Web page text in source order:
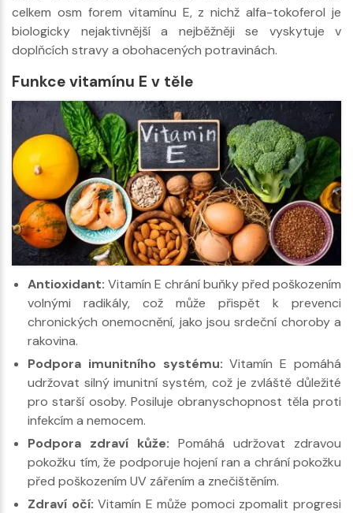
celkem osm forem vitamínu E, z nichž alfa-tokoferol je
biologicky nejaktivnější a nejběžněji se vyskytuje v
doplňcích stravy a obohacených potravinách.
Funkce vitamínu E v těle
Antioxidant: Vitamín E chrání buňky před poškozením
volnými radikály, což může přispět k prevenci
chronických onemocnění, jako jsou srdeční choroby a
rakovina.
Podpora imunitního systému:Vitamín E pomáhá
udržovat silný imunitní systém, což je zvláště důležité
pro starší osoby. Posiluje obranyschopnost těla proti
infekcím a nemocem.
Podpora zdraví kůže: Pomáhá udržovat zdravou
pokožku tím, že podporuje hojení ran a chrání pokožku
před poškozením UV zářením a znečištěním.
Zdraví očí: Vitamín E může pomoci zpomalit progresi